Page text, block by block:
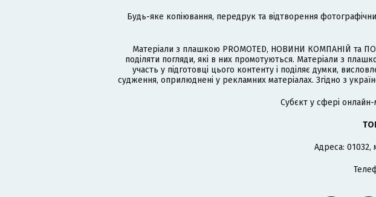
Будь-яке копіювання, передрук та відтворення
Матеріали з плашкою PROMOTED, НОВИНИ КОМПАНІЙ та
поділяти погляди, які в них промотуються. Матеріали з
участь у підготовці цього контенту і поділяє думки,
судження, оприлюднені у рекламних матеріалах. Згідно з
Cубєкт у сфері онлайн-
Адреса: 01032,